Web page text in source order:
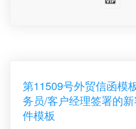
第11509号外贸信函模
务员/客户经理签署的
件模板